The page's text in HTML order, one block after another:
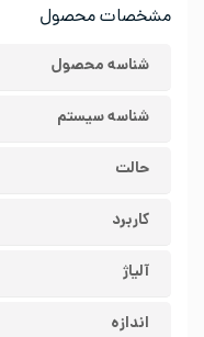
مشخصات محصول
شناسه محصول
شناسه سیستم
حالت
کاربرد
آلیاژ
اندازه